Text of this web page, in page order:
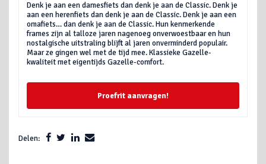
Denk je aan een damesfiets dan denk je aan de Classic. Denk je
aan een herenfiets dan denk je aan de Classic. Denk je aan een
omafiets… dan denk je aan de Classic. Hun kenmerkende
frames zijn al talloze jaren nagenoeg onverwoestbaar en hun
nostalgische uitstraling blijft al jaren onverminderd populair.
Maar ze gingen wel met de tijd mee. Klassieke Gazelle-
kwaliteit met eigentijds Gazelle-comfort.
Proefrit aanvragen!
Delen: